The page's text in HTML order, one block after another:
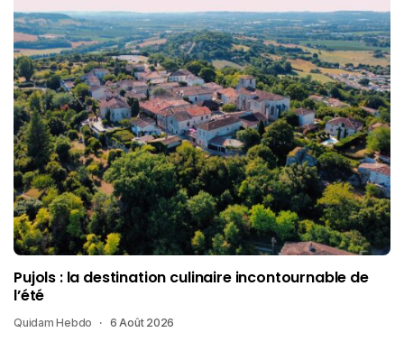
Pujols : la destination culinaire incontournable de
l’été
Quidam Hebdo 6 Août 2026